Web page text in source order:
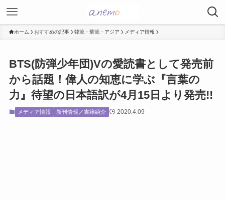
ホーム おすすめの記事 韓流・華流・アジア メディア情報
BTS(防弾少年団)Vの愛読書として発売前
から話題！偉人の知恵に学ぶ『言葉の
力』待望の日本語訳が4月15日より発売!!
メディア情報 新刊情報／書籍紹介 2020.4.09